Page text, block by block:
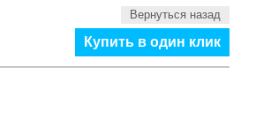
Вернуться назад
Купить в один клик